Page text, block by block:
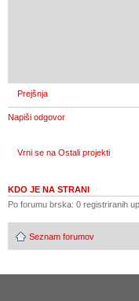
Prejšnja
Napiši odgovor
Vrni se na Ostali projekti
KDO JE NA STRANI
Po forumu brska: 0 registriranih
Seznam forumov